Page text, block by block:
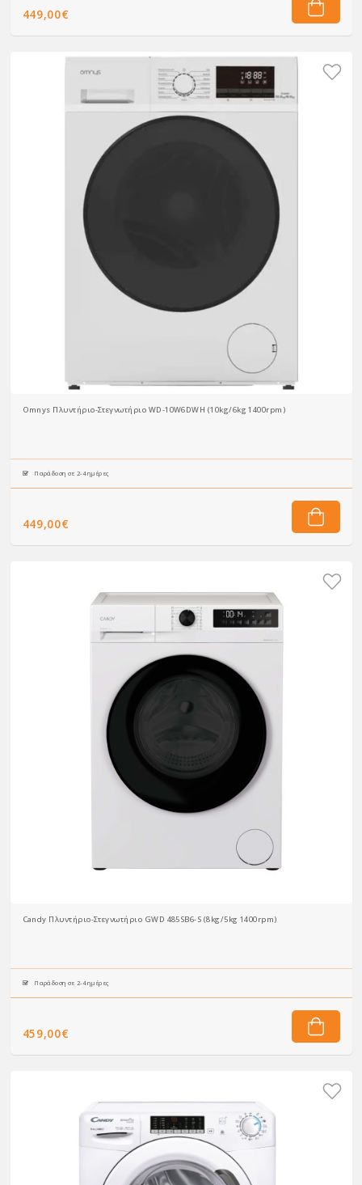
449,00€
Omnys Πλυντήριο-Στεγνωτήριο WD-10W6DWH (10kg/6kg 1400rpm)
Παράδοση σε 2-4 ημέρες
449,00€
Candy Πλυντήριο-Στεγνωτήριο GWD 485SB6-S (8kg/5kg 1400rpm)
Παράδοση σε 2-4 ημέρες
459,00€